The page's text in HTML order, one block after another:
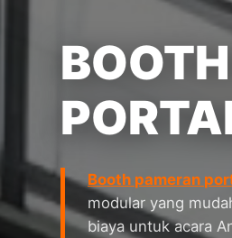
Booth pameran
modular yang
biaya untuk acara